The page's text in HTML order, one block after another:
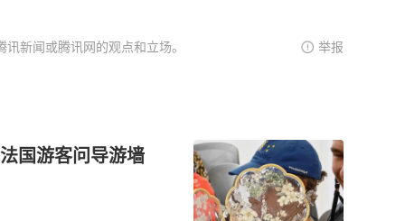
新闻或腾讯网的观点和立场。 举报
国游客问导游墙